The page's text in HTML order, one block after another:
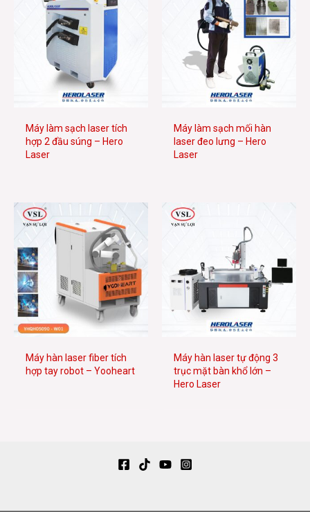
Máy làm sạch laser tích
hợp 2 đầu súng – Hero
Laser
Máy làm sạch mối hàn
laser đeo lưng – Hero
Laser
Máy hàn laser fiber tích
hợp tay robot – Yooheart
Máy hàn laser tự động 3
trục mặt bàn khổ lớn –
Hero Laser